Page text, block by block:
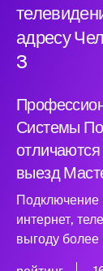
адресу
3
Системы
выезд
Подключение
интернет,
выгоду